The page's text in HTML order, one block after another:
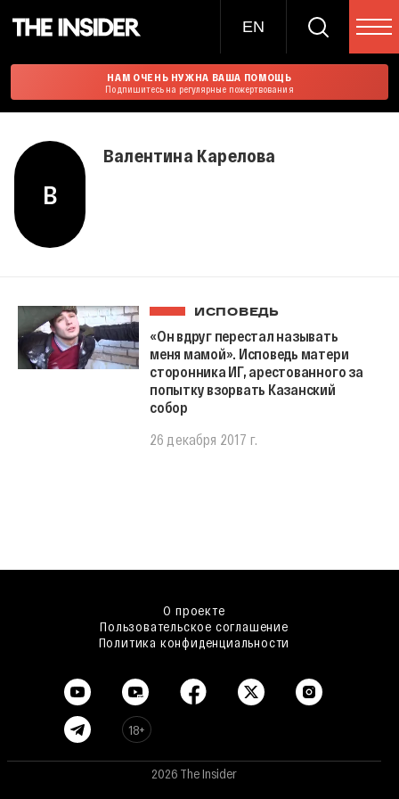
EN
НАМ ОЧЕНЬ НУЖНА ВАША ПОМОЩЬ
Подпишитесь на регулярные пожертвования
В
Валентина Карелова
ИСПОВЕДЬ
«Он вдруг перестал называть
меня мамой». Исповедь матери
сторонника ИГ, арестованного за
попытку взорвать Казанский
собор
26 декабря 2017 г.
О проекте
Пользовательское соглашение
Политика конфиденциальности
18+
2026 The Insider